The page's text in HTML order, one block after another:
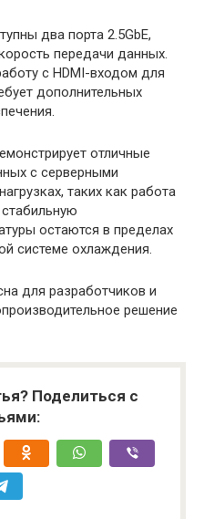
два порта 2.5GbE,
передачи данных.
с HDMI-входом для
дополнительных
отличные
с серверными
таких как работа
остаются в пределах
системе охлаждения.
для разработчиков и
решение
Поделиться с